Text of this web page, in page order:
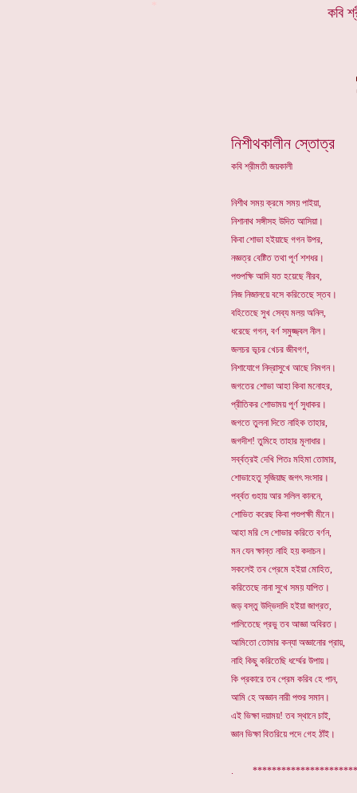
কবি
নিশীথকালীন স্তোত্র
কবি শ্রীমতী জয়কালী
নিশীথ সময় ক্রমে সময় পাইয়া,
নিশানাথ সঙ্গীসহ উদিত আসিয়া।
কিবা শোভা হইয়াছে গগন উপর,
নজ্ঞত্র বেষ্টিত তথা পূর্ণ শশধর।
পশুপক্ষি আদি যত হয়েছে নীরব,
নিজ নিজালয়ে বসে করিতেছে স্তব।
বহিতেছে সুখ সেব্য মলয় অনিল,
ধরেছে গগন, বর্ণ সমুজ্জ্বল নীল।
জলচর ভূচর খেচর জীবগণ,
নিশাযোগে নিদ্রাসুখে আছে নিমগন।
জগতের শোভা আহা কিবা মনোহর,
প্রীতিকর শোভাময় পূর্ণ সুধাকর।
জগতে তুলনা দিতে নাহিক তাহার,
জগদীশ! তুমিহে তাহার মূলাধার।
সর্ব্বত্রই দেখি পিতঃ মহিমা তোমার,
শোভাহেতু সৃজিয়াছ জগৎ সংসার।
পর্ব্বত গুহায় আর সলিল কাননে,
শোভিত করেছ কিবা পশুপক্ষী মীনে।
আহা মরি সে শোভার করিতে বর্ণন,
মন যেন ক্ষান্ত নাহি হয় কদাচন।
সকলেই তব প্রেমে হইয়া মোহিত,
করিতেছে নানা সুখে সময় যাপিত।
জড় বস্তু উদ্ভিদাদি হইয়া জাগ্রত,
পালিতেছে প্রভু তব আজ্ঞা অবিরত।
আমিতো তোমার কন্যা অজ্ঞানোর প্রায়,
নাহি কিছু করিতেছি ধর্ম্মের উপায়।
কি প্রকারে তব প্রেম করিব হে পান,
আমি হে অজ্ঞান নারী পশুর সমান।
এই ভিক্ষা দয়াময়! তব স্থানে চাই,
জ্ঞান ভিক্ষা বিতরিয়ে পদে গেহ ঠাঁই।
.